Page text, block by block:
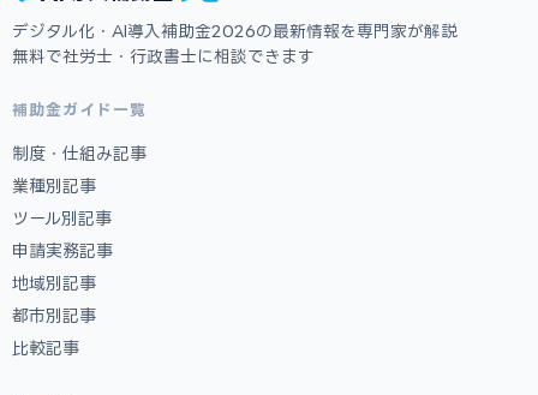
デジタル化・AI導入補助金2026の最新情報を専門家が解説
無料で社労士・行政書士に相談できます
補助金ガイド一覧
制度・仕組み記事
業種別記事
ツール別記事
申請実務記事
地域別記事
都市別記事
比較記事